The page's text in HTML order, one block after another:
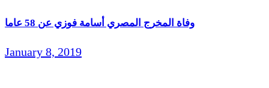
وفاة المخرج المصري أسامة فوزي عن 58 عاما
January 8, 2019